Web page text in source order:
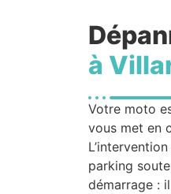
à
Votre moto
vous met en
parking
démarrage :